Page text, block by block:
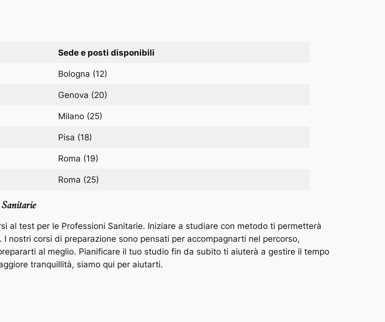
Sede e posti disponibili
Bologna (12)
Genova (20)
Milano (25)
Pisa (18)
Roma (19)
Roma (25)
al test per le Professioni Sanitarie. Iniziare a studiare con metodo ti permetterà
nostri corsi di preparazione sono pensati per accompagnarti nel percorso,
al meglio. Pianificare il tuo studio fin da subito ti aiuterà a gestire il tempo
tranquillità, siamo qui per aiutarti.